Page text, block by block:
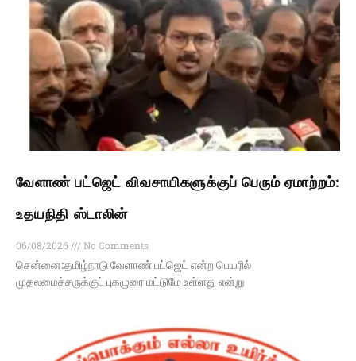
வேளாண் பட்ஜெட் விவசாயிகளுக்குப் பெரும் ஏமாற்றம்:
உதயநிதி ஸ்டாலின்
06/08/2026
No Comments
சென்னை:தமிழ்நாடு வேளாண் பட்ஜெட் என்ற பெயரில்
முதலமைச்சருக்குப் புகழுரை மட்டுமே உள்ளது என்று